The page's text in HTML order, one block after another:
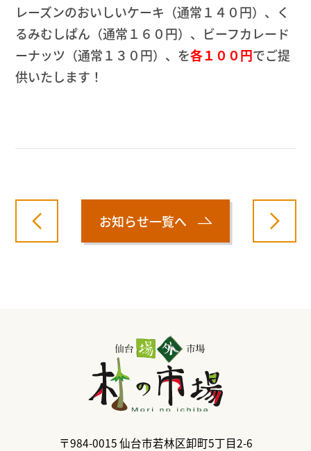
レーズンのおいしいケーキ（通常１４０円）、く
るみむしぱん（通常１６０円）、ビーフカレード
ーナッツ（通常１３０円）、を各１００円でご提
供いたします！
お知らせ一覧へ
〒984-0015仙台市若林区卸町5丁目2-6